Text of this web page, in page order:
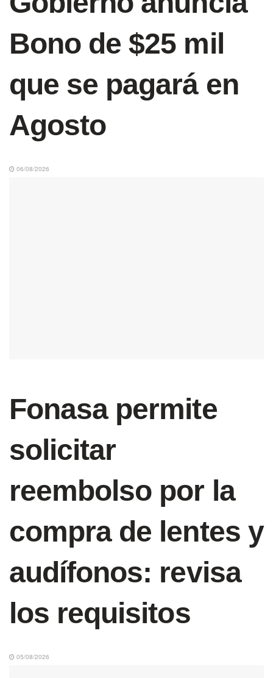
Bono de $25 mil
que se pagará en
Agosto
06/08/2026
Fonasa permite
solicitar
reembolso por la
compra de lentes y
audífonos: revisa
los requisitos
05/08/2026